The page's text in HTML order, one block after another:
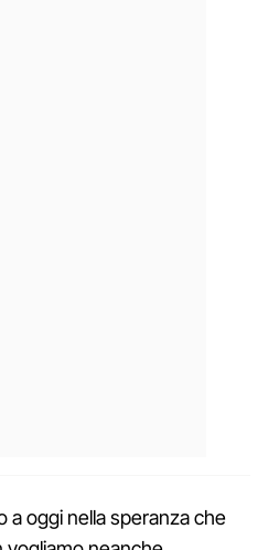
a oggi nella speranza che